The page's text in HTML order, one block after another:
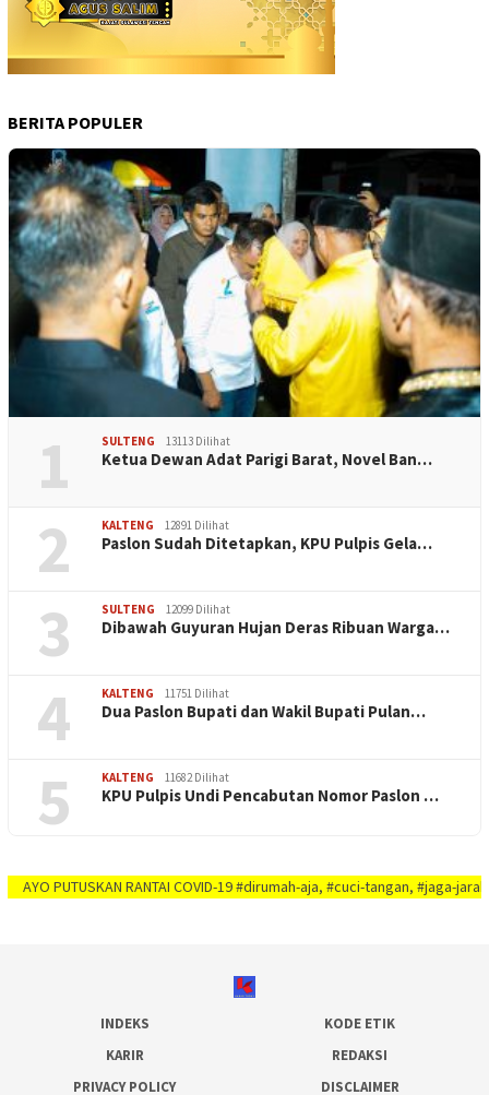
BERITA POPULER
1 SULTENG 13113 Dilihat
Ketua Dewan Adat Parigi Barat, Novel Ban…
2 KALTENG 12891 Dilihat
Paslon Sudah Ditetapkan, KPU Pulpis Gela…
3 SULTENG 12099 Dilihat
Dibawah Guyuran Hujan Deras Ribuan Warga…
4 KALTENG 11751 Dilihat
Dua Paslon Bupati dan Wakil Bupati Pulan…
5 KALTENG 11682 Dilihat
KPU Pulpis Undi Pencabutan Nomor Paslon …
PUTUSKAN RANTAI COVID-19 #dirumah-aja, #cuci-tangan, #jaga-jarak,
INDEKS
KODE ETIK
KARIR
REDAKSI
PRIVACY POLICY
DISCLAIMER